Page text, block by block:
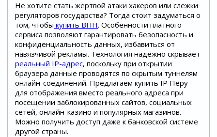
Не хотите стать жертвой атаки хакеров или слежки
регуляторов государства? Тогда стоит задуматься о
том, чтобы купить ВПН. Особенности платного
сервиса позволяют гарантировать безопасность и
конфиденциальность данных, избавиться от
навязчивой рекламы. Технология надежно скрывает
реальный IP-адрес, поскольку при открытии
браузера данные проводятся по скрытым туннелям
онлайн-соединений. Предлагаем купить IP Перу
для отображения вместо реального адреса при
посещении заблокированных сайтов, социальных
сетей, онлайн-казино и популярных магазинов.
Можно получить доступ даже к банковской системе
другой страны.